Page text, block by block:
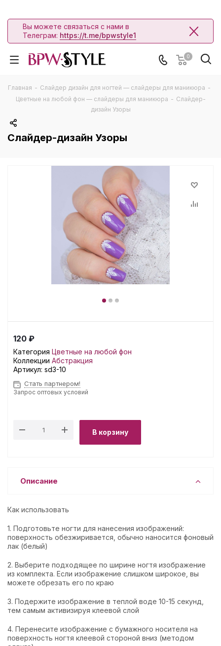
Вы можете связаться с нами в
Телеграм: https://t.me/bpwstyle1
0
Главная - Слайдер дизайн для ногтей — слайдеры для маникюра -
Цветные на любой фон — слайдеры для маникюра - Слайдер-
дизайн Узоры
Слайдер-дизайн Узоры
120 ₽
Категория Цветные на любой фон
Коллекции Абстракция
Артикул: sd3-10
Стать партнером!
Запрос оптовых условий
В корзину
Описание
Как использовать
1. Подготовьте ногти для нанесения изображений:
поверхность обезжиривается, обычно наносится фоновый
лак (белый)
2. Выберите подходящее по ширине ногтя изображение
из комплекта. Если изображение слишком широкое, вы
можете обрезать его по краю
3. Подержите изображение в теплой воде 10-15 секунд,
тем самым активизируя клеевой слой
4. Перенесите изображение с бумажного носителя на
поверхность ногтя клеевой стороной вниз (методом